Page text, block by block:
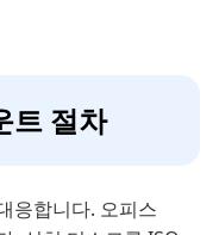
트 절차
응합니다. 오피스